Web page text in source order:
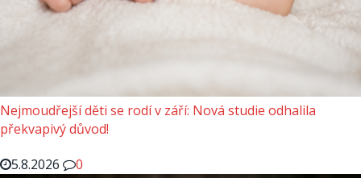
Nejmoudřejší děti se rodí v září: Nová studie odhalila
překvapivý důvod!
5.8.2026
0